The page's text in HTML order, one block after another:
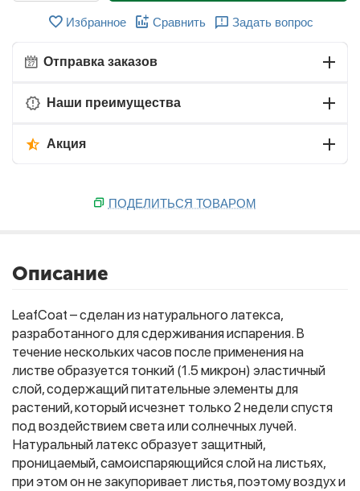
Фитолампы
Избранное Сравнить Задать вопрос
Отправка заказов
Наши преимущества
Акция
ПОДЕЛИТЬСЯ ТОВАРОМ
Описание
LeafCoat – сделан из натурального латекса,
разработанного для сдерживания испарения. В
течение нескольких часов после применения на
листве образуется тонкий (1.5 микрон) эластичный
слой, содержащий питательные элементы для
растений, который исчезнет только 2 недели спустя
под воздействием света или солнечных лучей.
Натуральный латекс образует защитный,
проницаемый, самоиспаряющийся слой на листьях,
при этом он не закупоривает листья, поэтому воздух и